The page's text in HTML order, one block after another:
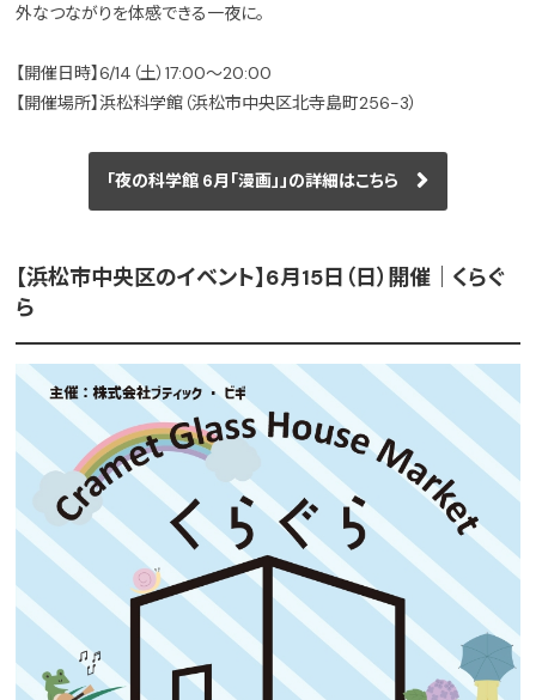
外なつながりを体感できる一夜に。
【開催日時】6/14（土）17:00〜20:00
【開催場所】浜松科学館（浜松市中央区北寺島町256-3）
「夜の科学館 6月「漫画」」の詳細はこちら
【浜松市中央区のイベント】6月15日（日）開催｜くらぐ
ら